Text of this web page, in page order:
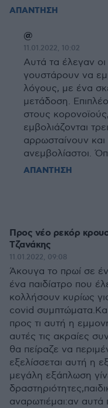
ΑΠΑΝΤΗΣΗ
@
11.01.2022, 10:02
Αυτά τα έλεγαν
γουστάρουν να
λόγους, με ένα
μετάδοση.
στους
εμβολιάζονται
αρρωσταίνουν
ανεμβολίαστοι.
ΑΠΑΝΤΗΣΗ
Προς νέο ρεκόρ
Τζανάκης
11.01.2022, 09:08
Άκουγα το πρωί σε
ένα παιδίατρο που
κολλήσουν κυρίως
covid
προς τι αυτή η
αυτές τις ακραίες
θα πείραζε να
εξελίσσεται αυτή η
μεγάλη εξάπλωση
αναρωτιέμαι:αν αυτά